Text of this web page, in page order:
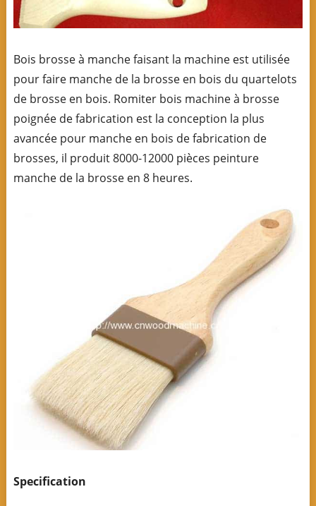
Bois brosse à manche faisant la machine est utilisée
pour faire manche de la brosse en bois du quartelots
de brosse en bois. Romiter bois machine à brosse
poignée de fabrication est la conception la plus
avancée pour manche en bois de fabrication de
brosses, il produit 8000-12000 pièces peinture
manche de la brosse en 8 heures.
Specification